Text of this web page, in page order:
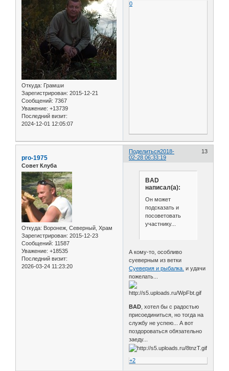
Откуда: Грамши
Зарегистрирован: 2015-12-21
Сообщений: 7367
Уважение: +13739
Последний визит:
2024-12-01 12:05:07
0
Поделиться 13
2018-
02-28 06:33:19
pro-1975
Совет Клуба
Откуда: Воронеж, Северный, Храм
Зарегистрирован: 2015-12-23
Сообщений: 11587
Уважение: +18535
Последний визит:
2026-03-24 11:23:20
BAD
написал(а):
Он может
подсказать и
посоветовать
участнику...
А кому-то, особливо
суеверным из ветки
Суеверия и рыбалка. и удачи
пожелать...
BAD , хотел бы с радостью
присоединиться, но тогда на
службу не успею... А вот
поздороваться обязательно
заеду...
+2